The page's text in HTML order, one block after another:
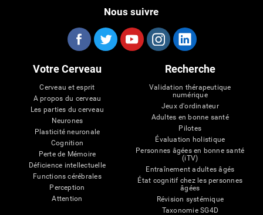
Nous suivre
Votre Cerveau
Cerveau et esprit
A propos du cerveau
Les parties du cerveau
Neurones
Plasticité neuronale
Cognition
Perte de Mémoire
Déficience intellectuelle
Functions cérébrales
Perception
Attention
Recherche
Validation thérapeutique
numérique
Jeux d'ordinateur
Adultes en bonne santé
Pilotes
Évaluation holistique
Personnes âgées en bonne santé
(iTV)
Entraînement adultes âgés
État cognitif chez les personnes
âgées
Révision systémique
Taxonomie SG4D